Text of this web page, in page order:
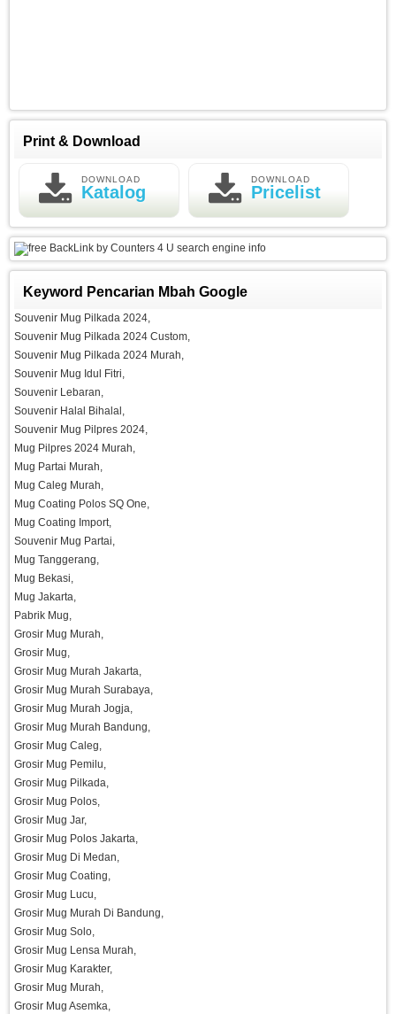
Print & Download
DOWNLOAD
Katalog
DOWNLOAD
Pricelist
search engine info
Keyword Pencarian Mbah Google
Souvenir Mug Pilkada 2024,
Souvenir Mug Pilkada 2024 Custom,
Souvenir Mug Pilkada 2024 Murah,
Souvenir Mug Idul Fitri,
Souvenir Lebaran,
Souvenir Halal Bihalal,
Souvenir Mug Pilpres 2024,
Mug Pilpres 2024 Murah,
Mug Partai Murah,
Mug Caleg Murah,
Mug Coating Polos SQ One,
Mug Coating Import,
Souvenir Mug Partai,
Mug Tanggerang,
Mug Bekasi,
Mug Jakarta,
Pabrik Mug,
Grosir Mug Murah,
Grosir Mug,
Grosir Mug Murah Jakarta,
Grosir Mug Murah Surabaya,
Grosir Mug Murah Jogja,
Grosir Mug Murah Bandung,
Grosir Mug Caleg,
Grosir Mug Pemilu,
Grosir Mug Pilkada,
Grosir Mug Polos,
Grosir Mug Jar,
Grosir Mug Polos Jakarta,
Grosir Mug Di Medan,
Grosir Mug Coating,
Grosir Mug Lucu,
Grosir Mug Murah Di Bandung,
Grosir Mug Solo,
Grosir Mug Lensa Murah,
Grosir Mug Karakter,
Grosir Mug Murah,
Grosir Mug Asemka,